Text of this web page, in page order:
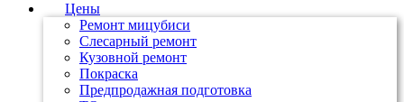
Цены
Ремонт мицубиси
Слесарный ремонт
Кузовной ремонт
Покраска
Предпродажная подготовка